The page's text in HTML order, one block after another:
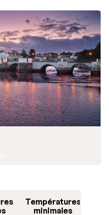
vous passerez
Castelo. Dans
du Carmo,
da Misericordia,
Renaissance. Enfin,
renferme les tombeaux
morts pour la ville, face
De celui-ci coule une
vous rafraîchir, et
Températures
minimales